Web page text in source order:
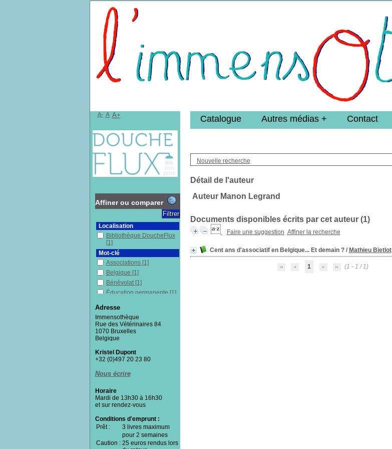
Nouvelle recherche
Détail de l'auteur
Auteur Manon Legrand
Documents disponibles écrits par cet auteur (1)
Faire une suggestion Affiner la recherche
Cent ans d'associatif en Belgique... Et demain ?/ Mathieu Bietlot
1 (1 - 1 / 1)
Catalogue Autres médias Contact
A- A A+
Affiner ou comparer
Localisation
Bibliothèque DoucheFlux
[1]
Mot-clé
Associations [1]
Belgique [1]
Bénévolat [1]
Éducation permanente [1]
[1]
Politique sociale[1]
Travail social
Documentaires
Adresse
Immensothèque
Rue des Vétérinaires 84
1070 Bruxelles
Belgique
Kristel Dupont
+32 (0)497 20 23 80
Nous écrire
Horaire
Mardi de 13h30 à 16h30
et sur rendez-vous
Conditions d'emprunt :
Prêt :
3 livres maximum
pour 2 semaines
Caution : 25 euros rendus lors